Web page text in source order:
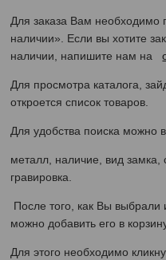
Для заказа Вам необходимо
наличии». Если вы хотите
наличии, напишите нам на
Для просмотра каталога,
откроется список товаров.
Для удобства поиска можно
металл, наличие, вид замка,
гравировка.
После того, как Вы выбрали
можно добавить его в
Для этого необходимо